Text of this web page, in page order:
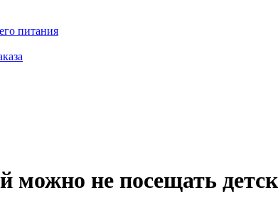
питания
не посещать